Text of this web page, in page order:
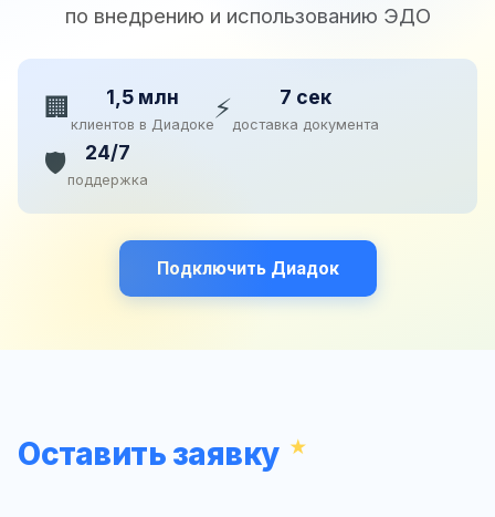
по внедрению и использованию ЭДО
🏢 1,5 млн
клиентов в Диадоке⚡ 7 сек
доставка документа
🛡️ 24/7
поддержка
Подключить Диадок
Оставить заявку